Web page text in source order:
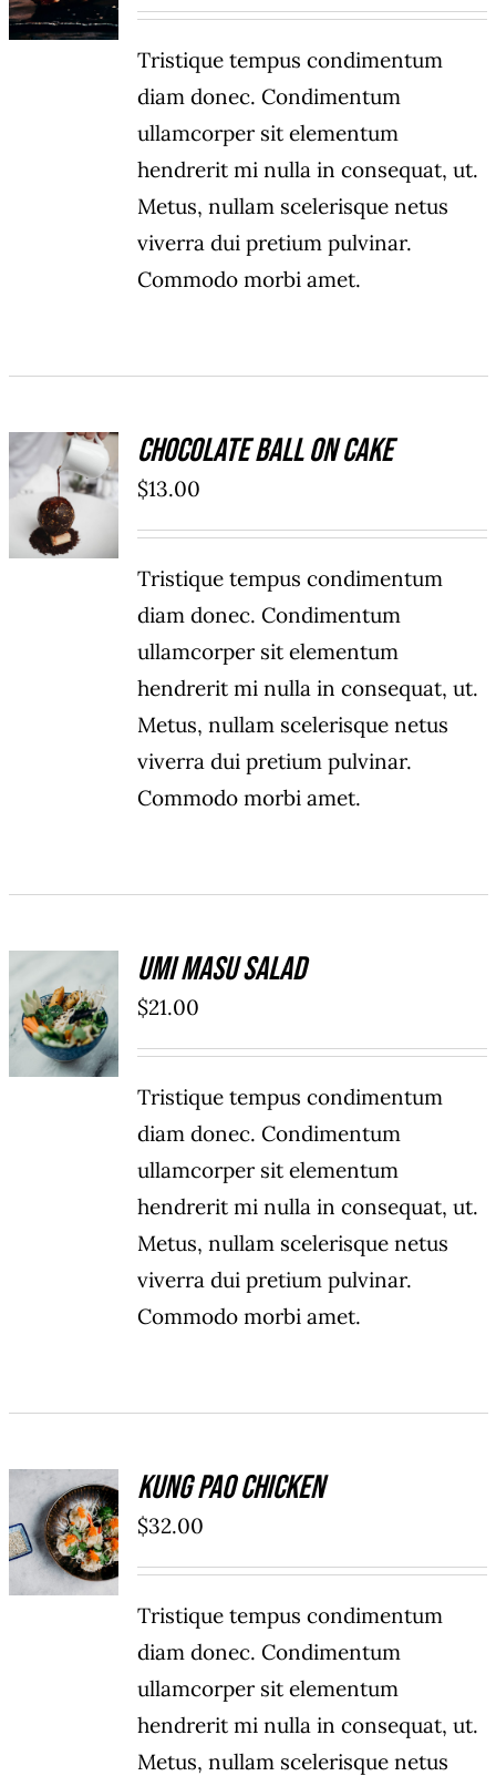
DETAILS
Tristique tempus condimentum
diam donec. Condimentum
ullamcorper sit elementum
hendrerit mi nulla in consequat, ut.
Metus, nullam scelerisque netus
viverra dui pretium pulvinar.
Commodo morbi amet.
ADD TO
CART
/
DETAILS
Chocolate Ball On Cake
$13.00
Tristique tempus condimentum
diam donec. Condimentum
ullamcorper sit elementum
hendrerit mi nulla in consequat, ut.
Metus, nullam scelerisque netus
viverra dui pretium pulvinar.
Commodo morbi amet.
ADD TO
CART
/
DETAILS
Umi Masu Salad
$21.00
Tristique tempus condimentum
diam donec. Condimentum
ullamcorper sit elementum
hendrerit mi nulla in consequat, ut.
Metus, nullam scelerisque netus
viverra dui pretium pulvinar.
Commodo morbi amet.
ADD TO
CART
/
DETAILS
Kung Pao Chicken
$32.00
Tristique tempus condimentum
diam donec. Condimentum
ullamcorper sit elementum
hendrerit mi nulla in consequat, ut.
Metus, nullam scelerisque netus